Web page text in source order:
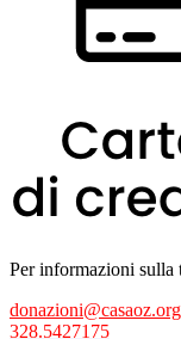
Per informazioni sulla
donazioni@casaoz.org
328.5427175